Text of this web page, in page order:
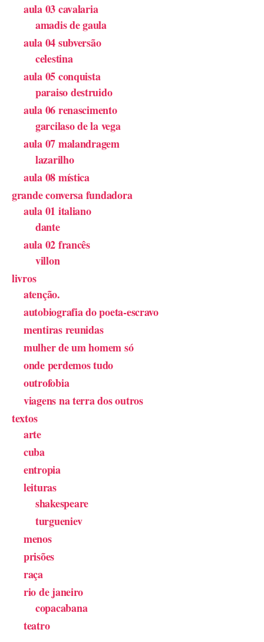
aula 03 cavalaria
amadis de gaula
aula 04 subversão
celestina
aula 05 conquista
paraiso destruido
aula 06 renascimento
garcilaso de la vega
aula 07 malandragem
lazarilho
aula 08 mística
grande conversa fundadora
aula 01 italiano
dante
aula 02 francês
villon
livros
atenção.
autobiografia do poeta-escravo
mentiras reunidas
mulher de um homem só
onde perdemos tudo
outrofobia
viagens na terra dos outros
textos
arte
cuba
entropia
leituras
shakespeare
turgueniev
menos
prisões
raça
rio de janeiro
copacabana
teatro